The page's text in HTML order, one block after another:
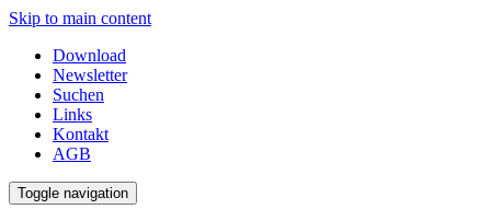
Skip to main content
Download
Newsletter
Suchen
Links
Kontakt
AGB
Toggle navigation